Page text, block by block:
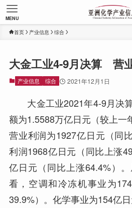
MENU
首页 产业信息 综合
大金工业4-9月决算 营
产业信息 综合 2021年12月1日
大金工业2021年4-9月决
额为1.5588万亿日元（较上一
营业利润为1927亿日元（同
利润1968亿日元（同比上涨
亿日元（同比上涨64.4%）
看，空调和冷冻机事业为
39.9%）。化学事业为154亿